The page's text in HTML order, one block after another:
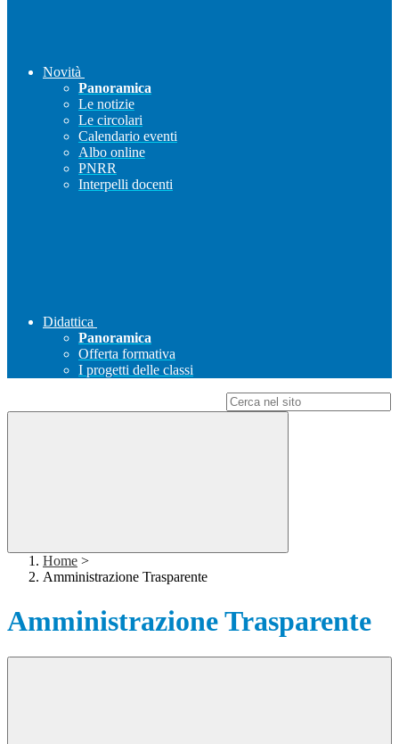
Novità
Panoramica
Le notizie
Le circolari
Calendario eventi
Albo online
PNRR
Interpelli docenti
Didattica
Panoramica
Offerta formativa
I progetti delle classi
Home >
Amministrazione Trasparente
Amministrazione Trasparente